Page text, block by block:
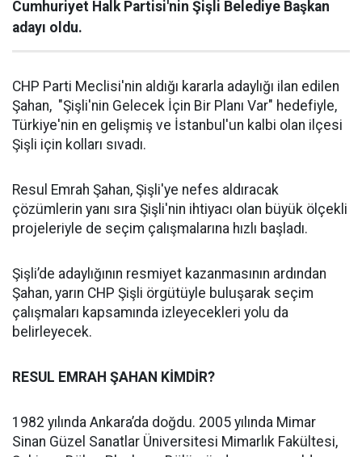
Cumhuriyet Halk Partisi'nin Şişli Belediye Başkan
adayı oldu.
CHP Parti Meclisi'nin aldığı kararla adaylığı ilan edilen
Şahan, "Şişli'nin Gelecek İçin Bir Planı Var" hedefiyle,
Türkiye'nin en gelişmiş ve İstanbul'un kalbi olan ilçesi
Şişli için kolları sıvadı.
Resul Emrah Şahan, Şişli'ye nefes aldıracak
çözümlerin yanı sıra Şişli'nin ihtiyacı olan büyük ölçekli
projeleriyle de seçim çalışmalarına hızlı başladı.
Şişli’de adaylığının resmiyet kazanmasının ardından
Şahan, yarın CHP Şişli örgütüyle buluşarak seçim
çalışmaları kapsamında izleyecekleri yolu da
belirleyecek.
RESUL EMRAH ŞAHAN KİMDİR?
1982 yılında Ankara’da doğdu. 2005 yılında Mimar
Sinan Güzel Sanatlar Üniversitesi Mimarlık Fakültesi,